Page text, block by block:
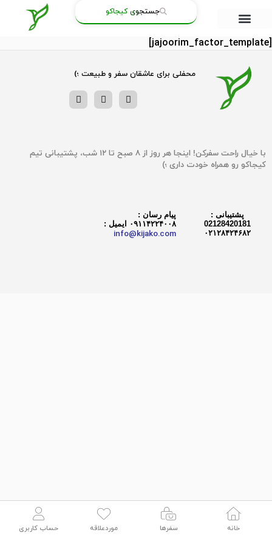
جستجوی کیجاکو
[jajoorim_factor_template]
محفلی برای عاشقان سفر و طبیعت ؛)
با خیال راحت سفرکن! اینجا هر روز از ۸ صبح تا ۱۲ شب، پشتیبانی تیم‌
کیجاکو رو همراه خودت داری ؛)
پشتیبانی :
02128420181
۰۲۱۲۸۴۲۴۶۸۲
پیام رسان :
۰۹۱۱۴۲۲۴۰۰۸ ایمیل :
info@kijako.com
خانه سفرها موردعلاقه حساب کاربری